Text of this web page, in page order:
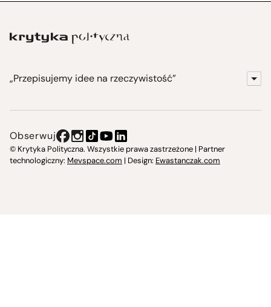
„Przepisujemy idee na rzeczywistość”
Instytut Krytyki Politycznej
Obserwuj
© Krytyka Polityczna. Wszystkie prawa zastrzeżone | Partner
technologiczny: Mevspace.com | Design: Ewastanczak.com